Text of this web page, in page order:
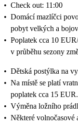
• Check out: 11:00
• Domácí mazlíčci
pobyt velkých a
• Poplatek cca 10
v průběhu sezony
• Dětská postýlka na
• Na místě se platí
poplatek cca 15 EUR.
• Výměna ložního
• Některé volnočasové